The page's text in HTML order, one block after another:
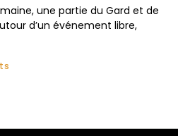
une partie du Gard et de
d’un événement libre,